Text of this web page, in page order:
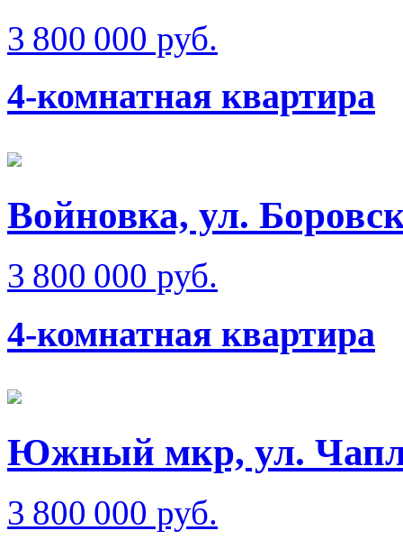
3 800 000 руб.
4-комнатная квартира
Войновка, ул.
3 800 000 руб.
4-комнатная квартира
Южный мкр, ул.
3 800 000 руб.